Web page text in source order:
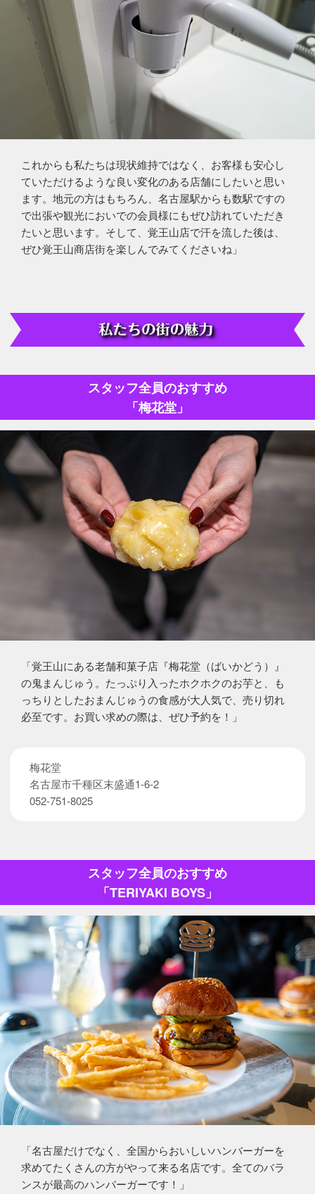
これからも私たちは現状維持ではなく、お客様も安心し
ていただけるような良い変化のある店舗にしたいと思い
ます。地元の方はもちろん、名古屋駅からも数駅ですの
で出張や観光においでの会員様にもぜひ訪れていただき
たいと思います。そして、覚王山店で汗を流した後は、
ぜひ覚王山商店街を楽しんでみてくださいね」
スタッフ全員のおすすめ
「梅花堂」
「覚王山にある老舗和菓子店『梅花堂（ばいかどう）』
の鬼まんじゅう。たっぷり入ったホクホクのお芋と、も
っちりとしたおまんじゅうの食感が大人気で、売り切れ
必至です。お買い求めの際は、ぜひ予約を！」
梅花堂
名古屋市千種区末盛通1-6-2
052-751-8025
スタッフ全員のおすすめ
「TERIYAKI BOYS」
「名古屋だけでなく、全国からおいしいハンバーガーを
求めてたくさんの方がやって来る名店です。全てのバラ
ンスが最高のハンバーガーです！」